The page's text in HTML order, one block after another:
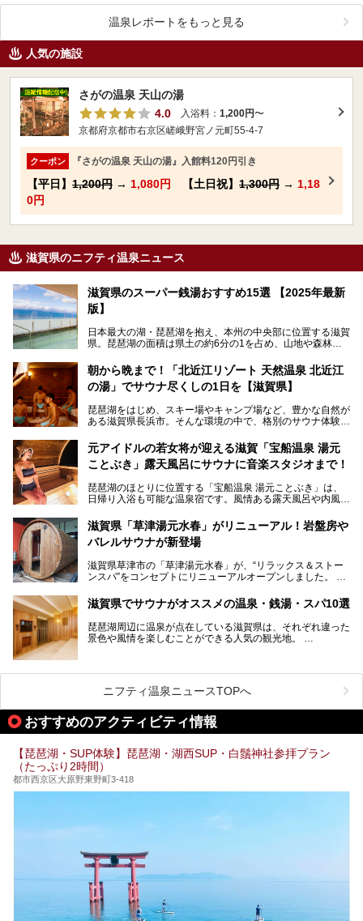
温泉レポートをもっと見る
人気の施設
さがの温泉 天山の湯
4.0
入浴料： 1,200円〜
京都府京都市右京区嵯峨野宮ノ元町55-4-7
クーポン 『さがの温泉 天山の湯』入館料120円引き
【平日】 1,200円 → 1,080円 【土日祝】 1,300円 → 1,18
0円
滋賀県のニフティ温泉ニュース
滋賀県のスーパー銭湯おすすめ15選 【2025年最新
版】
日本最大の湖・琵琶湖を抱え、本州の中央部に位置する滋賀
県。琵琶湖の面積は県土の約6分の1を占め、山地や森林部
して栄え、県内には世界遺産の比叡山延暦寺、天守が国宝に
指定されている彦根城、国の特別史跡の安土城跡など、多数
の史跡があります。
琵琶湖の雄大な景色を眺めながら入れる施設もありますよ。
朝から晩まで！「北近江リゾート 天然温泉 北近江
の湯」でサウナ尽くしの1日を【滋賀県】
琵琶湖をはじめ、スキー場やキャンプ場など、豊かな自然が
ある滋賀県長浜市。そんな環境の中で、格別のサウナ体験を
今回は、「北近江リゾート 天然温泉 北近江の湯」で朝から
晩まで楽しめる過ごし方をご紹介！ サウナ設備やサウナド
違いなしですよ。
───
この記事は北近江リゾート 天然温泉 北近江の湯のPR記事で
す。
元アイドルの若女将が迎える滋賀「宝船温泉 湯元
ことぶき」露天風呂にサウナに音楽スタジオまで！
琵琶湖のほとりに位置する「宝船温泉 湯元ことぶき」は、
日帰り入浴も可能な温泉宿です。風情ある露天風呂や内風
ープン。湖からそよぐ爽やかな風を感じながらサウナと温泉
が楽しめます。
を打てるのも醍醐味の一つ。そして、若女将はなんと「元ア
イドル」の現役アーティスト。音楽スタジオまで備えたユニ
滋賀県「草津湯元水春」がリニューアル！岩盤房や
バレルサウナが新登場
滋賀県草津市の「草津湯元水春」が、“リラックス＆ストー
ンスパ”をコンセプトにリニューアルオープンしました。
たほか、岩盤房やバレルサウナも新設されました。さらに地
産地消をテーマにしたレストランメニューもパワーアップ。
今回新しくなった「草津湯元水春」の魅力を余すところなく
紹介します。
滋賀県でサウナがオススメの温泉・銭湯・スパ10選
琵琶湖周辺に温泉が点在している滋賀県は、それぞれ違った
景色や風情を楽しむことができる人気の観光地。
旅行やお出かけのついではもちろん、近隣にお住いの方はぜ
ひ気軽に立ち寄ってみてくださいね。
ニフティ温泉ニュースTOPへ
おすすめのアクティビティ情報
【琵琶湖・SUP体験】琵琶湖・湖西SUP・白鬚神社参拝プラン
（たっぷり2時間）
都市西京区大原野東野町3-418